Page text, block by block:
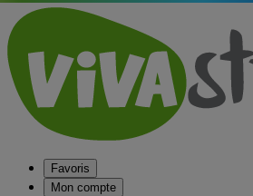
Favoris
Mon compte